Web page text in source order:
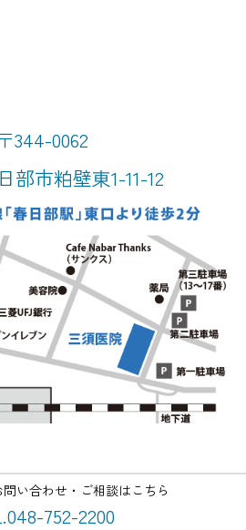
344-0062
部市粕壁東1-11-12
い合わせ・ご相談はこちら
752-2200